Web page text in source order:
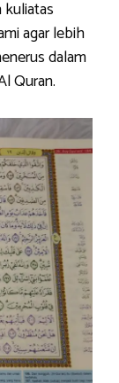
agar lebih
dalam
Quran.